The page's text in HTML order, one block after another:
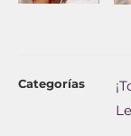
Categorías